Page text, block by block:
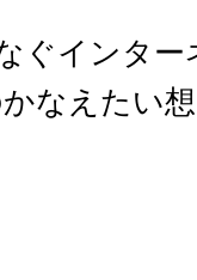
ぐインター
なえたい